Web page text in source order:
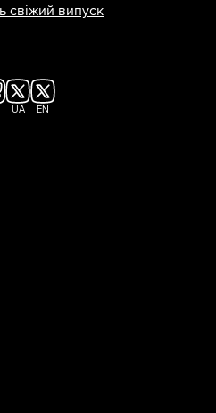
свіжий випуск
UA EN